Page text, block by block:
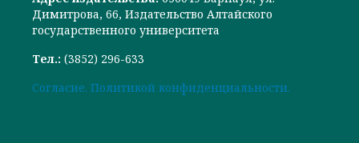
Димитрова, 66, Издательство Алтайского
государственного университета
Тел.: (3852) 296-633
Cогласие. Политикой конфиденциальности.